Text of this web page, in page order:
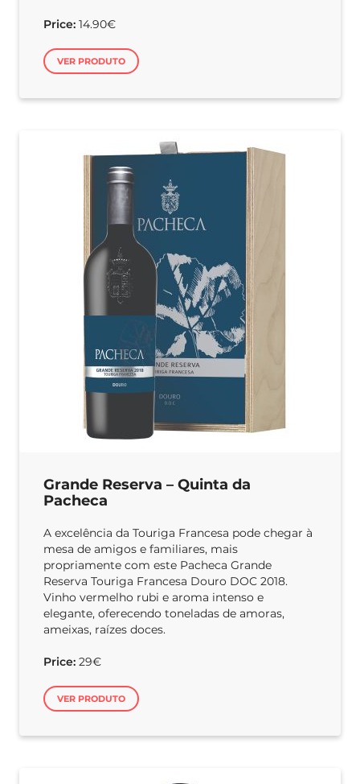
Price: 14.90€
VER PRODUTO
Grande Reserva – Quinta da
Pacheca
A excelência da Touriga Francesa pode chegar à
mesa de amigos e familiares, mais
propriamente com este Pacheca Grande
Reserva Touriga Francesa Douro DOC 2018.
Vinho vermelho rubi e aroma intenso e
elegante, oferecendo toneladas de amoras,
ameixas, raízes doces.
Price: 29€
VER PRODUTO